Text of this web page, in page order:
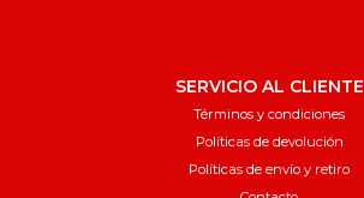
SERVICIO AL CLIENTE
Términos y condiciones
Políticas de devolución
Políticas de envío y retiro